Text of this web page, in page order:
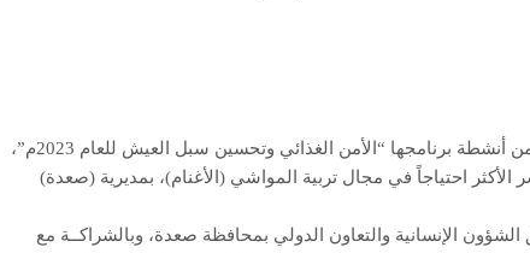
ضمن أنشطة برنامجها “الأمن الغذائي وتحسين سبل العيش للعام 2023م”،
لعدد (30) أسرة من الأسر الأكثر احتياجاً في مجال تربية المواشي (الأغنام)، بمديرية (صعدة)
الإنسانية والتعاون الدولي بمحافظة صعدة، وبالشراكــة مع